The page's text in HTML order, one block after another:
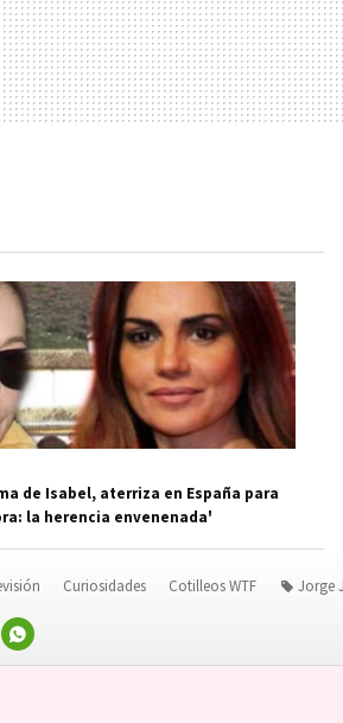
de Isabel, aterriza en España para
la herencia envenenada'
WHATSAPP
Curiosidades Cotilleos WTF Jorge